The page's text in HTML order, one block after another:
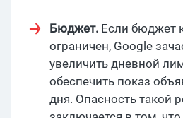
Бюджет. Если бюджет
ограничен, Google
увеличить дневной
обеспечить показ
дня. Опасность такой